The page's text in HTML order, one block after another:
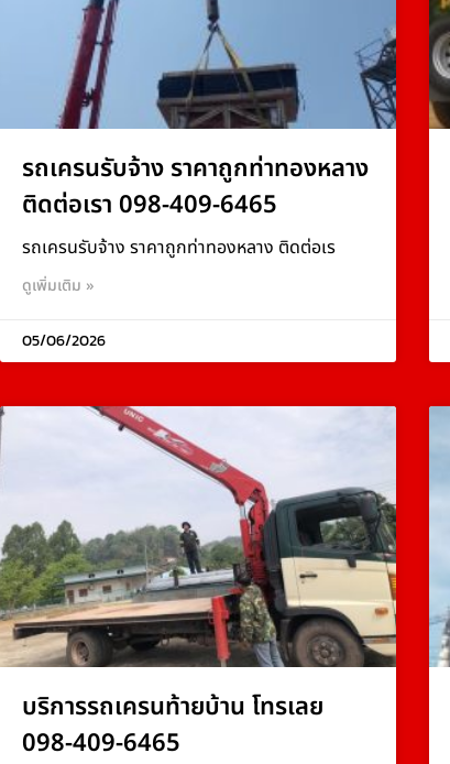
รถเครนรับจ้าง ราคาถูกท่าทองหลาง
ติดต่อเรา 098-409-6465
รถเครนรับจ้าง ราคาถูกท่าทองหลาง ติดต่อเร
ดูเพิ่มเติม »
05/06/2026
บริการรถเครนท้ายบ้าน โทรเลย
098-409-6465